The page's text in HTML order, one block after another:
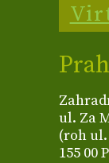
ul. Za
(roh
155 00